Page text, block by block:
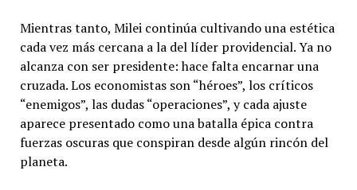
Mientras tanto, Milei continúa cultivando una estética
cada vez más cercana a la del líder providencial. Ya no
alcanza con ser presidente: hace falta encarnar una
cruzada. Los economistas son “héroes”, los críticos
“enemigos”, las dudas “operaciones”, y cada ajuste
aparece presentado como una batalla épica contra
fuerzas oscuras que conspiran desde algún rincón del
planeta.